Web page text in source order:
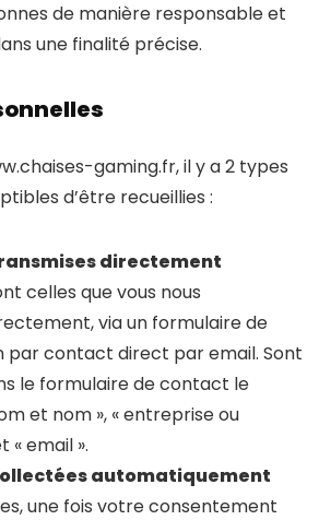
de manière responsable et
une finalité précise.
gaming.fr, il y a 2 types
d’être recueillies :
directement
celles que vous nous
via un formulaire de
par contact direct par email. Sont
le formulaire de contact le
et nom », « entreprise ou
« email ».
automatiquement
une fois votre consentement